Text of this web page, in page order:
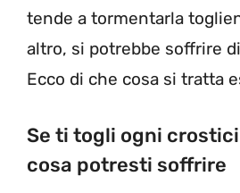
tende a tormentarla
altro, si potrebbe soffrire
Ecco di che cosa si tratta
Se ti togli ogni
cosa potresti soffrire